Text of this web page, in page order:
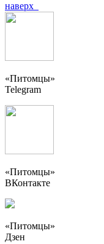
наверх
«Питомцы»
Telegram
«Питомцы»
ВКонтакте
«Питомцы»
Дзен